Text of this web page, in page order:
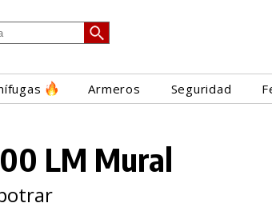
Armeros Seguridad
LM Mural